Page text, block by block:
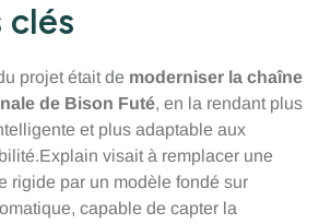
projet était de moderniser la chaîne
de Bison Futé, en la rendant plus
et plus adaptable aux
visait à remplacer une
rigide par un modèle fondé sur
capable de capter la